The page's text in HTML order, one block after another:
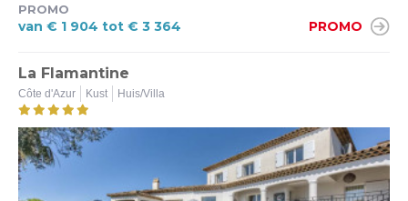
Ter plaatse laden mogelijk
Nee (12)
PROMO
van € 1 904 tot € 3 364 PROMO
La Flamantine
Côte d'Azur Kust Huis/Villa